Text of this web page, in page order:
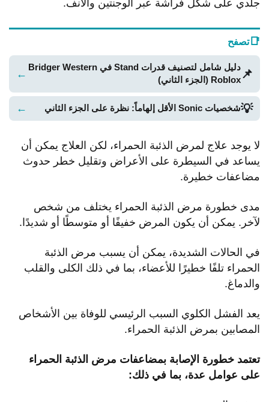
جلدي على شكل فراشة عبر الوجنتين والأنف.
📑تصفح
📌
دليل شامل لتصنيف قدرات Stand في Bridger Western
Roblox (الجزء الثاني)
←
💡شخصيات Sonic الأقل إلهاماً: نظرة على الجزء الثاني ←
لا يوجد علاج لمرض الذئبة الحمراء، لكن العلاج يمكن أن
يساعد في السيطرة على الأعراض وتقليل خطر حدوث
مضاعفات خطيرة.
مدى خطورة مرض الذئبة الحمراء يختلف من شخص
لآخر. يمكن أن يكون المرض خفيفًا أو متوسطًا أو شديدًا.
في الحالات الشديدة، يمكن أن يسبب مرض الذئبة
الحمراء تلفًا خطيرًا للأعضاء، بما في ذلك الكلى والقلب
والدماغ.
يعد الفشل الكلوي السبب الرئيسي للوفاة بين الأشخاص
المصابين بمرض الذئبة الحمراء.
تعتمد خطورة الإصابة بمضاعفات مرض الذئبة الحمراء
على عوامل عدة، بما في ذلك: